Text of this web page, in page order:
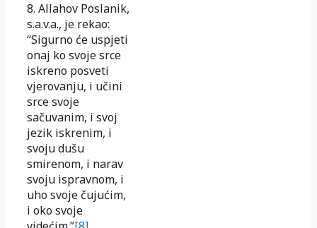
8. Allahov Poslanik,
s.a.v.a., je rekao:
“Sigurno će uspjeti
onaj ko svoje srce
iskreno posveti
vjerovanju, i učini
srce svoje
sačuvanim, i svoj
jezik iskrenim, i
svoju dušu
smirenom, i narav
svoju ispravnom, i
uho svoje čujućim,
i oko svoje